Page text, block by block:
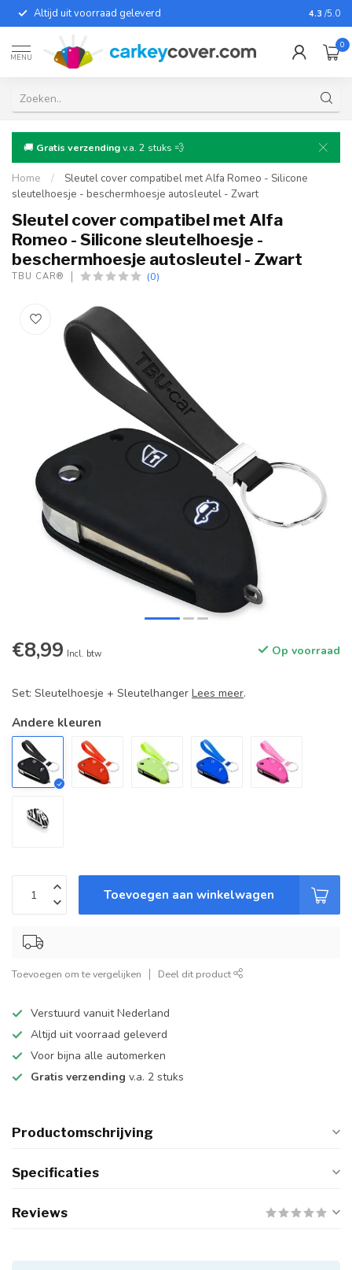
Altijd uit voorraad geleverd Voor
4.3 /5.0
MENU
0
🚚 Gratis verzendingv.a. 2 stuks 💨
Home /
Sleutel cover compatibel met Alfa Romeo - Silicone
sleutelhoesje - beschermhoesje autosleutel - Zwart
Sleutel cover compatibel met Alfa
Romeo - Silicone sleutelhoesje -
beschermhoesje autosleutel - Zwart
TBU CAR® (0)
€8,99 Incl. btw Op voorraad
Set: Sleutelhoesje + Sleutelhanger Lees meer.
Andere kleuren
Toevoegen aan winkelwagen
Toevoegen om te vergelijken Deel dit product
Verstuurd vanuit Nederland
Altijd uit voorraad geleverd
Voor bijna alle automerken
Gratis verzending v.a. 2 stuks
Productomschrijving
Specificaties
Reviews